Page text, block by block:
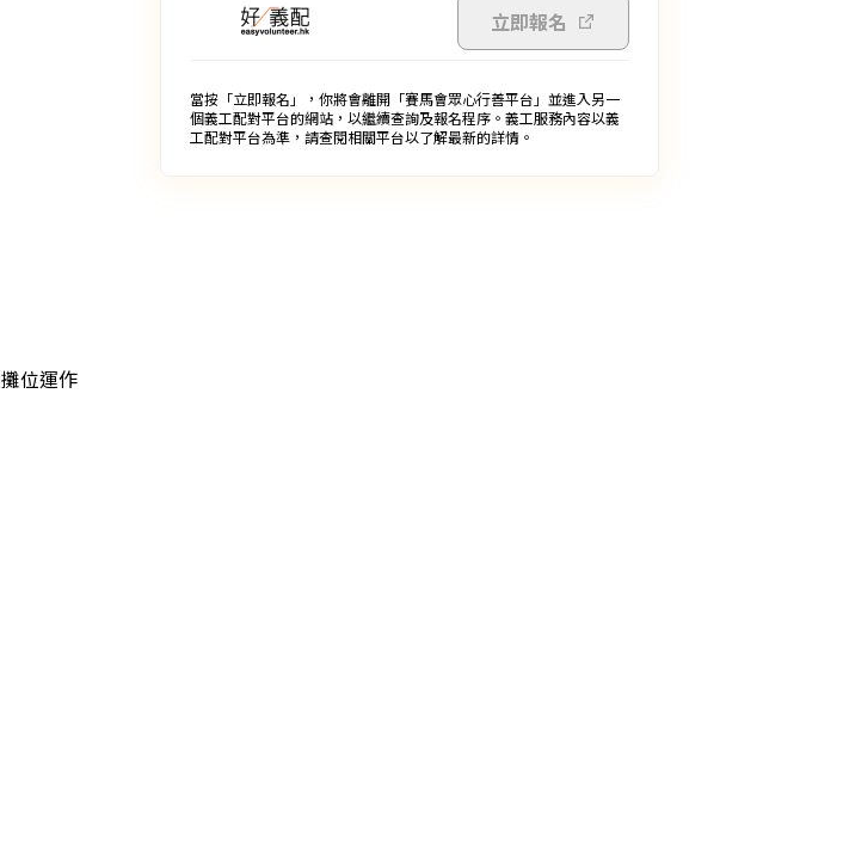
位運作
立即報名
當按「立即報名」，你將會離開「賽馬會眾心行善平台」並進入另一
個義工配對平台的網站，以繼續查詢及報名程序。義工服務內容以義
工配對平台為準，請查閱相關平台以了解最新的詳情。